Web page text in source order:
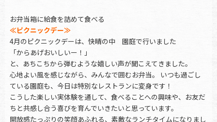
お弁当箱に給食を詰めて食べる
≪ピクニックデー≫
4月のピクニックデーは、快晴の中 園庭で行いました
「からあげおいしいー！」
と、あちこちから弾むような嬉しい声が聞こえてきました。
心地よい風を感じながら、みんなで囲むお弁当。 いつも過ごし
ている園庭も、今日は特別なレストランに変身です！
こうした楽しい実体験を通して、食べることへの興味や、お友だ
ちと共感し合う喜びを育んでいきたいと思っています。
開放感たっぷりの笑顔あふれる、素敵なランチタイムになりまし